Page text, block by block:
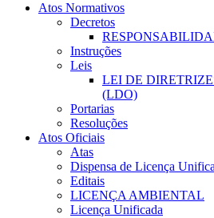
Atos Normativos
Decretos
Instruções
Leis
LEI DE
(LDO)
Portarias
Resoluções
Atos Oficiais
Atas
Dispensa de Licença
Editais
LICENÇA AMBIENTAL
Licença Unificada